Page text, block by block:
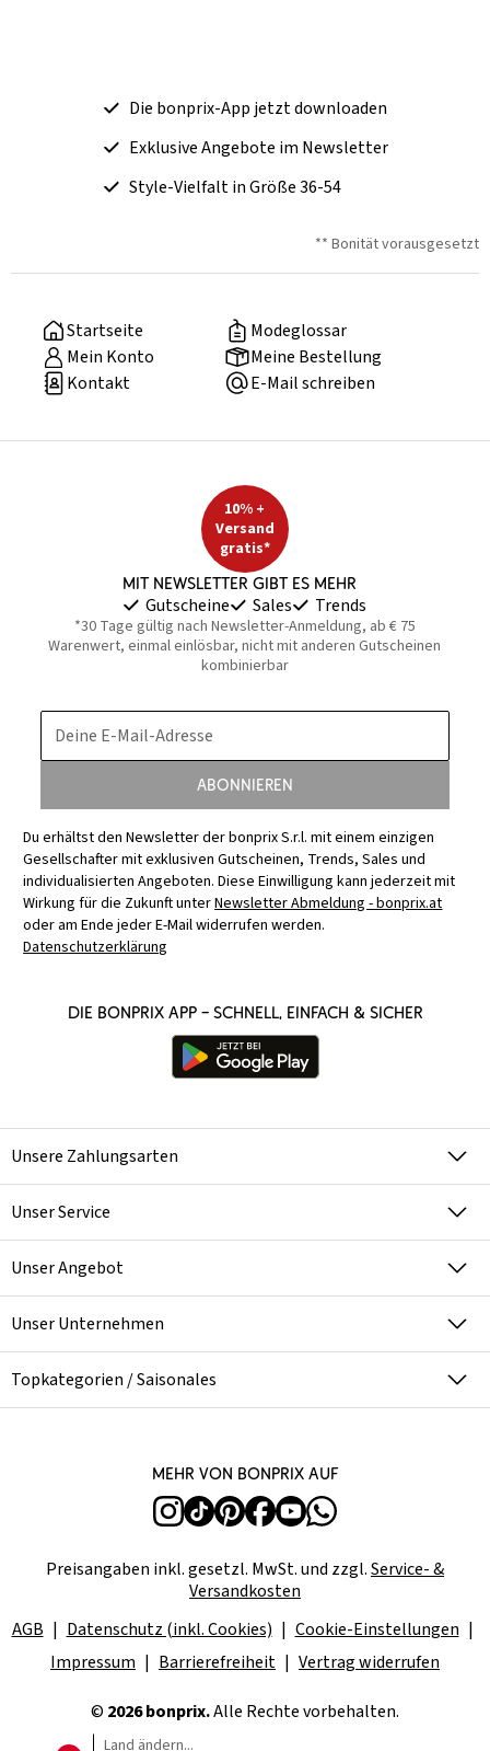
Die bonprix-App jetzt downloaden
Exklusive Angebote im Newsletter
Style-Vielfalt in Größe 36-54
** Bonität vorausgesetzt
Startseite
Modeglossar
Mein Konto
Meine Bestellung
Kontakt
E-Mail schreiben
10% +
Versand
gratis*
Mit Newsletter gibt es mehr
Gutscheine Sales Trends
*30 Tage gültig nach Newsletter-Anmeldung, ab € 75
Warenwert, einmal einlösbar, nicht mit anderen Gutscheinen
kombinierbar
Deine E-Mail-Adresse
Abonnieren
Du erhältst den Newsletter der bonprix S.r.l. mit einem einzigen
Gesellschafter mit exklusiven Gutscheinen, Trends, Sales und
individualisierten Angeboten. Diese Einwilligung kann jederzeit mit
Wirkung für die Zukunft unterNewsletter Abmeldung - bonprix.at
oder am Ende jeder E-Mail widerrufen werden.
Datenschutzerklärung
Die bonprix App – schnell, einfach & sicher
Unsere Zahlungsarten
Unser Service
Unser Angebot
Unser Unternehmen
Topkategorien / Saisonales
Mehr von bonprix auf
Preisangaben inkl. gesetzl. MwSt. und zzgl.Service- &
Versandkosten
AGB
Datenschutz (inkl. Cookies)
Cookie-Einstellungen
Impressum
Barrierefreiheit Vertrag widerrufen
© 2026 bonprix.Alle Rechte vorbehalten.
Land ändern...